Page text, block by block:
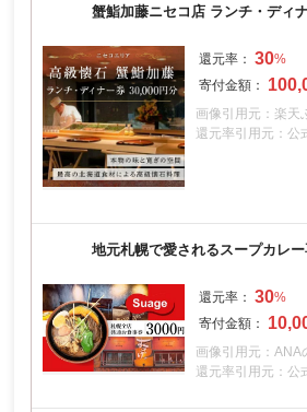
蟹鮨加藤ニセコ店 ランチ・ディ
30
画像引用元：楽天
還元率引用元：公
地元札幌で愛されるスープカレ
30
画像引用元：ANA
還元率引用元：公